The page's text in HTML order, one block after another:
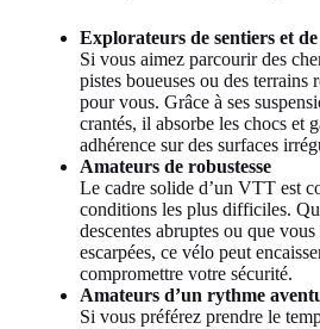
Explorateurs de sentiers et
Si vous aimez parcourir des
pistes boueuses ou des
pour vous. Grâce à ses
crantés, il absorbe les chocs et
adhérence sur des surfaces
Amateurs de robustesse
Le cadre solide d’un VTT est
conditions les plus difficiles.
descentes abruptes ou que
escarpées, ce vélo peut
compromettre votre sécurité.
Amateurs d’un rythme
Si vous préférez prendre le